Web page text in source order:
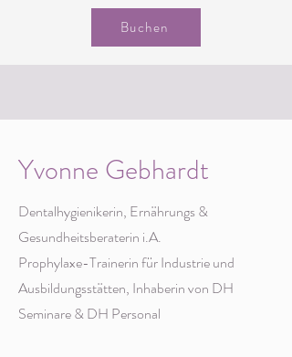
Buchen
Yvonne Gebhardt
Dentalhygienikerin, Ernährungs &
Gesundheitsberaterin i.A.
Prophylaxe-Trainerin für Industrie und
Ausbildungsstätten, Inhaberin von DH
Seminare & DH Personal